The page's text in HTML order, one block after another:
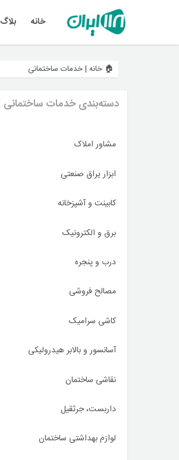
خانه بلاگ
🏠 خانه |خدمات ساختمانی
دسته‌بندی‌ خدمات ساختمانی
مشاور املاک
ابزار یراق صنعتی
کابینت و آشپزخانه
برق و الکترونیک
درب و پنجره
مصالح فروشی
کاشی سرامیک
آسانسور و بالابر هیدرولیکی
نقاشی ساختمان
داربست، جرثقیل
لوازم بهداشتی ساختمان